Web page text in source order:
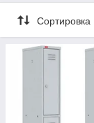
Сортировка